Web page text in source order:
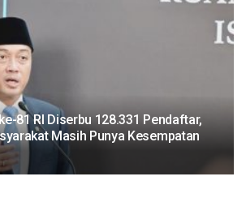
81 RI Diserbu 128.331 Pendaftar,
Masih Punya Kesempatan